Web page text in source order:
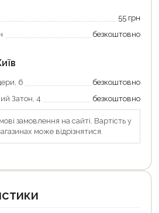
55 грн
безкоштовно
6
безкоштовно
Затон, 4
безкоштовно
замовлення на сайті. Вартість у
може відрізнятися.
покупки
замовлення